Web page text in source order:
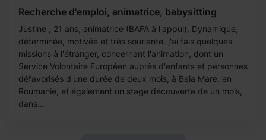
Recherche d'emploi, animatrice, babysitting
Justine , 21 ans, animatrice (BAFA à l'appui), Dynamique,
déterminée, motivée et très souriante. j'ai fais quelques
missions à l'étranger, concernant l'animation, dont un
Service Volontaire Européen auprès d'enfants et personnes
défavorisés d'une durée de deux mois, à Baia Mare, en
Roumanie, et également un stage découverte de un mois,
dans...